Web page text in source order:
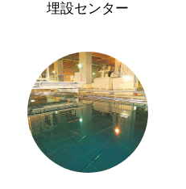
埋設センター